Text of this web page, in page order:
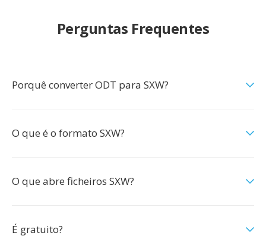
Perguntas Frequentes
Porquê converter ODT para SXW?
O que é o formato SXW?
O que abre ficheiros SXW?
É gratuito?